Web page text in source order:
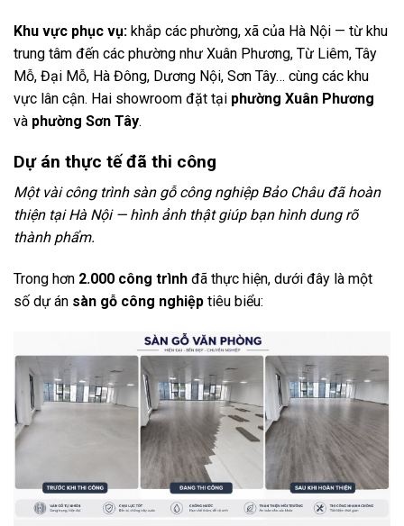
Khu vực phục vụ: khắp các phường, xã của Hà Nội — từ khu
trung tâm đến các phường như Xuân Phương, Từ Liêm, Tây
Mỗ, Đại Mỗ, Hà Đông, Dương Nội, Sơn Tây… cùng các khu
vực lân cận. Hai showroom đặt tại phường Xuân Phương
và phường Sơn Tây.
Dự án thực tế đã thi công
Một vài công trình sàn gỗ công nghiệp Bảo Châu đã hoàn
thiện tại Hà Nội — hình ảnh thật giúp bạn hình dung rõ
thành phẩm.
Trong hơn 2.000 công trình đã thực hiện, dưới đây là một
số dự án sàn gỗ công nghiệp tiêu biểu: